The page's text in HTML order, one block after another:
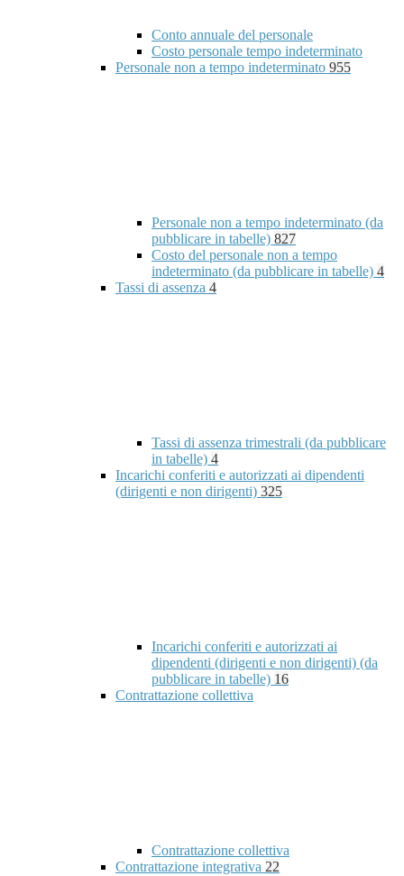
Conto annuale del personale
Costo personale tempo indeterminato
Personale non a tempo indeterminato 955
Personale non a tempo indeterminato (da
pubblicare in tabelle) 827
Costo del personale non a tempo
indeterminato (da pubblicare in tabelle) 4
Tassi di assenza 4
Tassi di assenza trimestrali (da pubblicare
in tabelle) 4
Incarichi conferiti e autorizzati ai dipendenti
(dirigenti e non dirigenti) 325
Incarichi conferiti e autorizzati ai
dipendenti (dirigenti e non dirigenti) (da
pubblicare in tabelle) 16
Contrattazione collettiva
Contrattazione collettiva
Contrattazione integrativa 22